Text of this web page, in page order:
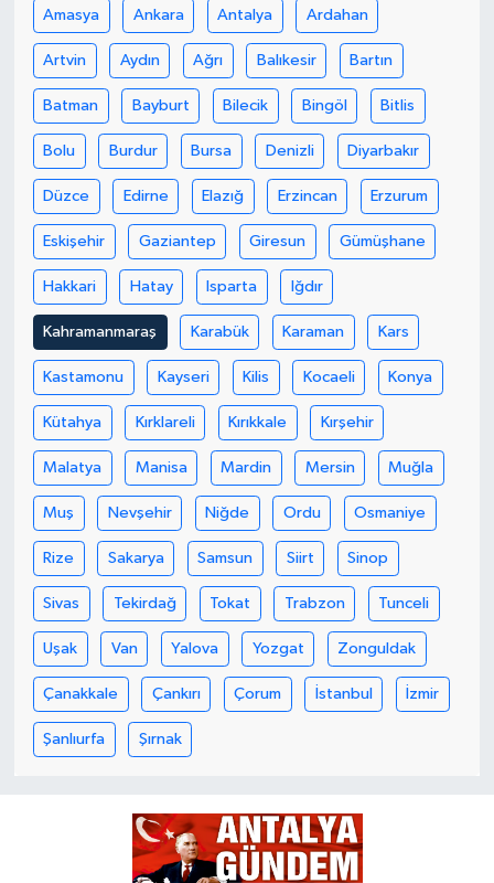
Amasya Ankara Antalya Ardahan
Artvin Aydın Ağrı Balıkesir Bartın
Batman Bayburt Bilecik Bingöl Bitlis
Bolu Burdur Bursa Denizli Diyarbakır
Düzce Edirne Elazığ Erzincan Erzurum
Eskişehir Gaziantep Giresun Gümüşhane
Hakkari Hatay Isparta Iğdır
Kahramanmaraş Karabük Karaman Kars
Kastamonu Kayseri Kilis Kocaeli Konya
Kütahya Kırklareli Kırıkkale Kırşehir
Malatya Manisa Mardin Mersin Muğla
Muş Nevşehir Niğde Ordu Osmaniye
Rize Sakarya Samsun Siirt Sinop
Sivas Tekirdağ Tokat Trabzon Tunceli
Uşak Van Yalova Yozgat Zonguldak
Çanakkale Çankırı Çorum İstanbul İzmir
Şanlıurfa Şırnak